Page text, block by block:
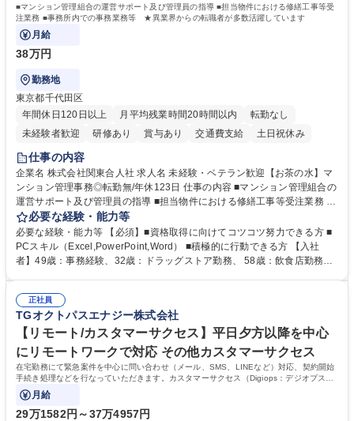
■マンション管理組合の運営サポート及び管理員の指導 ■担当物件における修繕工事等受
注業務 ■事務所内での事務業務等 ★異業界からの転職者が多数活躍しています
月給
38万円
勤務地
東京都千代田区
年間休日120日以上
月平均残業時間20時間以内
転勤なし
未経験者歓迎
研修あり 賞与あり 交通費支給 土日祝休み
仕事の内容
企業名 株式会社関東合人社 求人名 未経験・ベテラン歓迎【お茶の水】マ
ンション管理事務◎転勤無/年休123日 仕事の内容 ■マンション管理組合の
運営サポート及び管理員の指導 ■担当物件における修繕工事等受注業務 ■
事務所内での事務業務等 ★異業界からの転職者が多数活躍しています
【年収補足】532万円 ＋別途インセンティヴで平均約100万円/年（昨年度
実績） ＋管理業務主任者資格手当50,000円/月 ★親会社である株式会社合
人社計画研究所社のグループ会社として、質の高いサービスと適性価格を
無/年休123日
必要な経験・能力等
必要な経験・能力等 【必須】■資格取得に向けてコツコツ努力できる方 ■
PCスキル（Excel,PowerPoint,Word） ■積極的に行動できる方 【入社
者】49歳：事務経験、32歳：ドラッグストア勤務、 58歳：飲食店勤務
得出来ております！ 【魅力】■フレックス制度、未経験からでも下限年収
を一律支給！ ■管理業務主任者資格取得後には50,000円/月の手当あり！
学歴・資格 学歴：大学院 大学 高専 短大 専修学校 高校 語学力： 資格：第
一種運転免許普通自動車
正社員
TGオクトパスエナジー株式会社
【リモート/カスタマーサクセス】平日夕方以降を中心
にリモートワークで対応 その他カスタマーサクセス
在宅勤務にて緊急案件を中心に問い合わせ（メール、SMS、LINEなど）対応、契約開始
手続き処理などを行なっていただきます。カスタマーサクセス（Digiops：デジオプス）
と運用構築の業務となります。
月給
29万1582円～37万4957円